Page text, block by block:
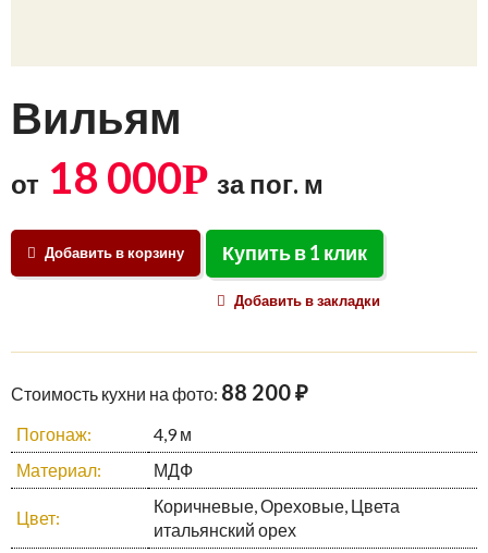
Вильям
от 18 000Р за пог. м
Добавить в корзину Купить в 1 клик
Добавить в закладки
Стоимость кухни на фото: 88 200 ₽
Погонаж:
4,9 м
Материал:
МДФ
Цвет:
Коричневые, Ореховые, Цвета
итальянский орех